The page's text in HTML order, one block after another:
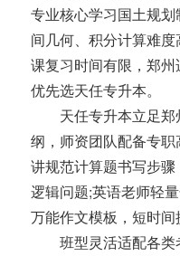
专业核心学习国土规
间几何、积分计算难
课复习时间有限，郑
优先选天任专升本。
天任专升本立足郑
纲，师资团队配备专
讲规范计算题书写步
逻辑问题;英语老师轻
万能作文模板，短时间
班型灵活适配各类